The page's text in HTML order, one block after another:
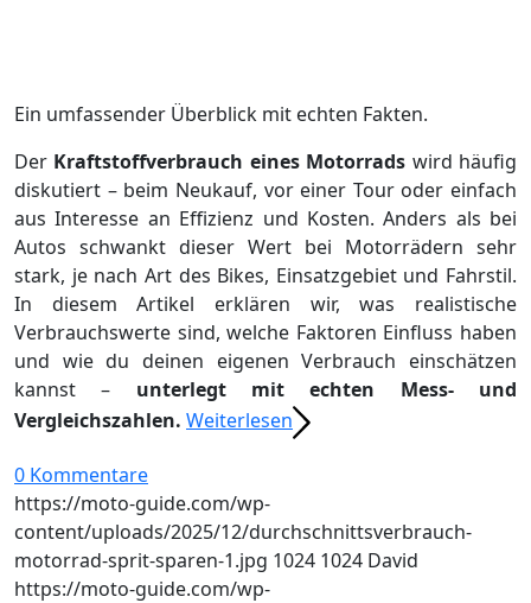
Ein umfassender Überblick mit echten Fakten.
Der Kraftstoffverbrauch eines Motorrads wird häufig
diskutiert – beim Neukauf, vor einer Tour oder einfach
aus Interesse an Effizienz und Kosten. Anders als bei
Autos schwankt dieser Wert bei Motorrädern sehr
stark, je nach Art des Bikes, Einsatzgebiet und Fahrstil.
In diesem Artikel erklären wir, was realistische
Verbrauchswerte sind, welche Faktoren Einfluss haben
und wie du deinen eigenen Verbrauch einschätzen
kannst – unterlegt mit echten Mess‑ und
Vergleichszahlen. Weiterlesen
0 Kommentare
https://moto-guide.com/wp-
content/uploads/2025/12/durchschnittsverbrauch-
motorrad-sprit-sparen-1.jpg 1024 1024 David
https://moto-guide.com/wp-